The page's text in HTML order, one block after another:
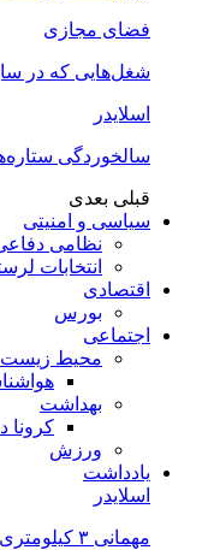
فضای مجازی
شغل‌‌هایی که در
اسلایدر
سالخوردگی
قبلی بعدی
سیاسی و امنیتی
نظامی
انتخابات
اقتصادی
بورس
اجتماعی
محیط زیست
بهداشت
کرونا
ورزش
یادداشت
اسلایدر
مهمانی ۳ کیلومتری خرم آباد؛ کاری بزرگ با چند نقد کوچک